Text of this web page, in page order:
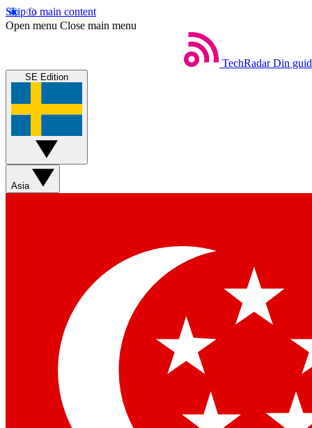
Skip to main content
Open menu Close main menu
TechRadar Din
SE Edition
Asia